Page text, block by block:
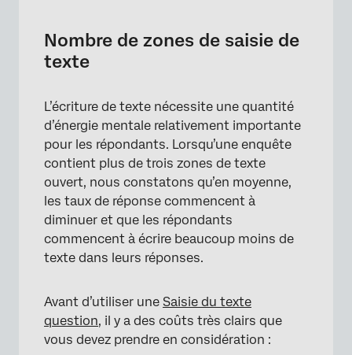
Nombre de zones de saisie de
texte
L’écriture de texte nécessite une quantité
d’énergie mentale relativement importante
pour les répondants. Lorsqu’une enquête
contient plus de trois zones de texte
ouvert, nous constatons qu’en moyenne,
les taux de réponse commencent à
diminuer et que les répondants
commencent à écrire beaucoup moins de
texte dans leurs réponses.
Avant d’utiliser une Saisie du texte
question, il y a des coûts très clairs que
vous devez prendre en considération :